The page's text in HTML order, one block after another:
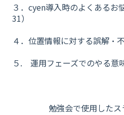
３．cyen導入時のよくあるお
31）
４．位置情報に対する誤解・
５. 運用フェーズでのやる意
勉強会で使用したス